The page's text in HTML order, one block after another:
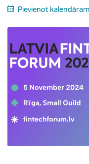
Pievienot kalendāram